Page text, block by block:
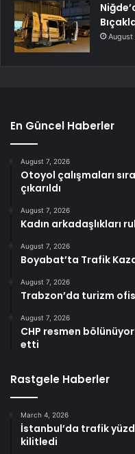
En Güncel Haberler
August 7, 2026
Otoyol çalışmaları
çıkarıldı
August 7, 2026
Kadın arkadaşlıkları
August 7, 2026
Boyabat’ta Trafik
August 7, 2026
Trabzon’da turizm
August 7, 2026
CHP resmen
etti
Rastgele Haberler
March 4, 2026
İstanbul’da trafik
kilitledi